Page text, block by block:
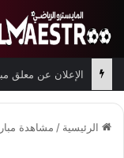
الإعلان عن معلق
الرئيسية / مشاهدة